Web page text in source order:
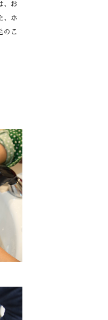
、お
、ホ
のこ